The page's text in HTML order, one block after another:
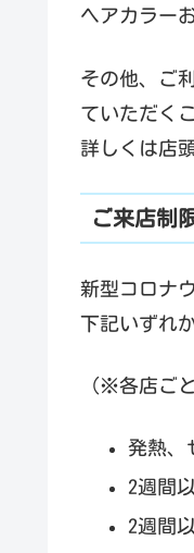
ヘアカラー
その他、ご
ていただく
詳しくは店
ご来店制
新型コロナ
下記いずれ
（※各店ご
発熱、
2週間
2週間